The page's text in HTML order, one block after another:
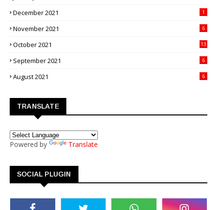
December 2021 1
November 2021 6
October 2021 13
September 2021 6
August 2021 6
TRANSLATE
Powered by Translate
SOCIAL PLUGIN